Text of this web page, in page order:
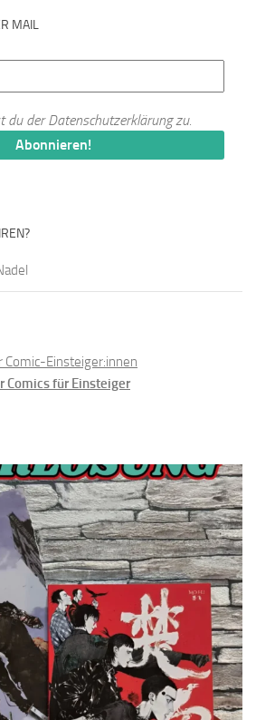
MAIL
du derDatenschutzerklärungzu.
Comics für Einsteiger